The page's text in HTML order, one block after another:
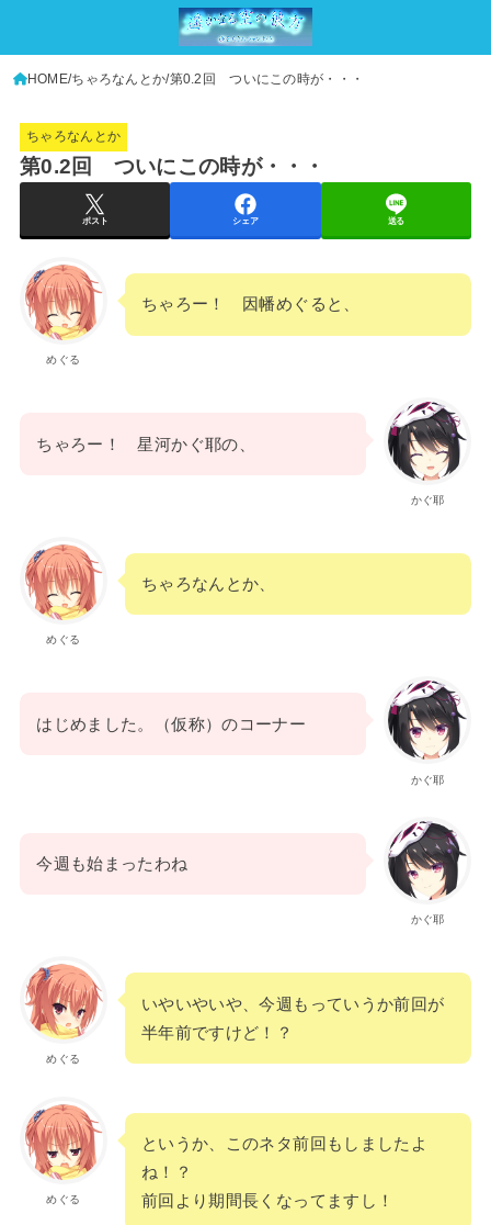
HOME ちゃろなんとか 第0.2回 ついにこの時が・・・
ちゃろなんとか
第0.2回 ついにこの時が・・・
ポスト シェア 送る
めぐる
ちゃろー！ 因幡めぐると、
かぐ耶
ちゃろー！ 星河かぐ耶の、
めぐる
ちゃろなんとか、
かぐ耶
はじめました。（仮称）のコーナー
かぐ耶
今週も始まったわね
めぐる
いやいやいや、今週もっていうか前回が
半年前ですけど！？
めぐる
というか、このネタ前回もしましたよ
ね！？
前回より期間長くなってますし！